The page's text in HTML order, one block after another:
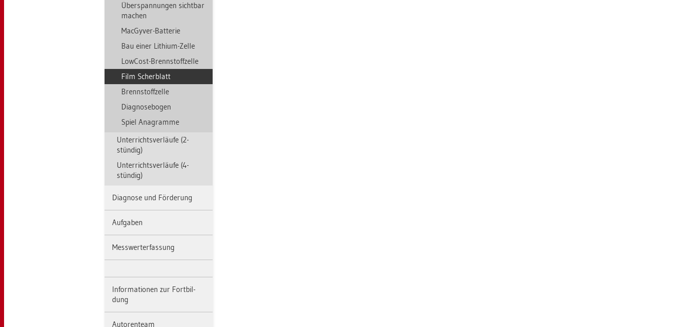
Über­span­nun­gen sicht­bar
ma­chen
MacGy­ver-Bat­te­rie
Bau einer Li­thi­um-Zelle
Low­Cost-Brenn­stoff­zel­le
Film Scher­blatt
Brenn­stoff­zel­le
Dia­gno­se­bo­gen
Spiel Ana­gram­me
Un­ter­richts­ver­läu­fe (2-
stün­dig)
Un­ter­richts­ver­läu­fe (4-
stün­dig)
Dia­gno­se und För­de­rung
Auf­ga­ben
Mess­wert­er­fas­sung
In­for­ma­tio­nen zur Fort­bil­
dung
Au­to­ren­team